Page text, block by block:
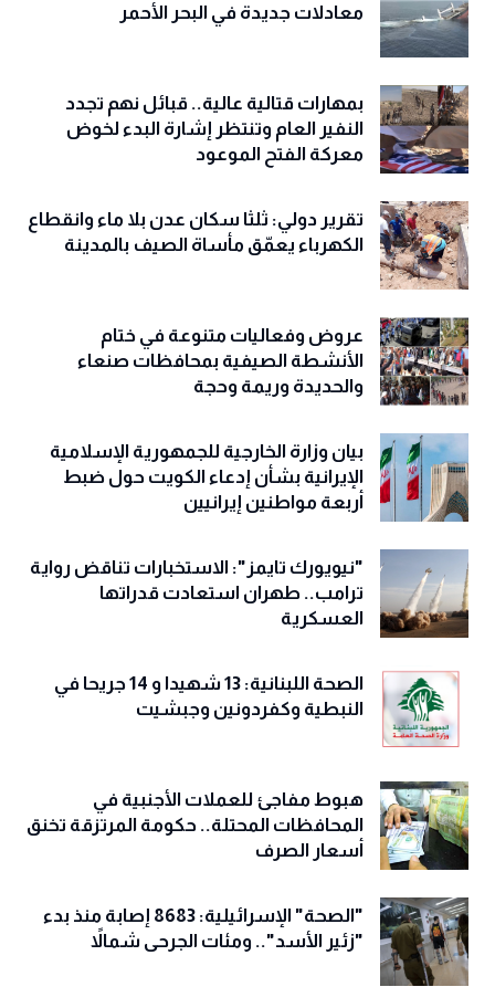
معادلات جديدة في البحر الأحمر
بمهارات قتالية عالية.. قبائل نهم تجدد
النفير العام وتنتظر إشارة البدء لخوض
معركة الفتح الموعود
تقرير دولي: ثلثا سكان عدن بلا ماء وانقطاع
الكهرباء يعمّق مأساة الصيف بالمدينة
عروض وفعاليات متنوعة في ختام
الأنشطة الصيفية بمحافظات صنعاء
والحديدة وريمة وحجة
‏بيان وزارة الخارجية للجمهورية الإسلامية
الإيرانية بشأن إدعاء الكويت حول ضبط
أربعة مواطنين إيرانيين
"نيويورك تايمز": الاستخبارات تناقض رواية
ترامب.. طهران استعادت قدراتها
العسكرية
الصحة اللبنانية: 13 شهيدا و 14 جريحا في
النبطية وكفردونين وجبشيت
هبوط مفاجئ للعملات الأجنبية في
المحافظات المحتلة.. حكومة المرتزقة تخنق
أسعار الصرف
"الصحة" الإسرائيلية: 8683 إصابة منذ بدء
"زئير الأسد".. ومئات الجرحى شمالاً